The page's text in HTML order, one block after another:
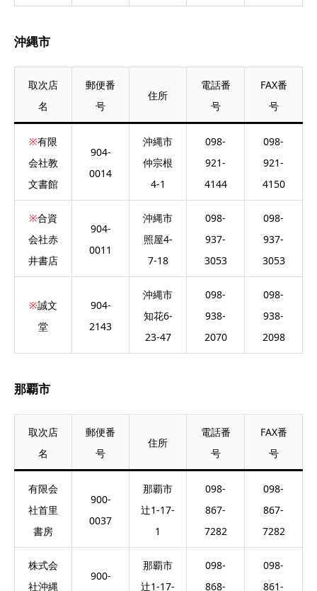
沖縄市
取次店
名
郵便番
号
住所
電話番
号
FAX番
号
※有限
会社教
文書館
904-
0014
沖縄市
仲宗根
4-1
098-
921-
4144
098-
921-
4150
※合資
会社赤
井書店
904-
0011
沖縄市
照屋4-
7-18
098-
937-
3053
098-
937-
3053
※誠文
堂
904-
2143
沖縄市
知花6-
23-47
098-
938-
2070
098-
938-
2098
那覇市
取次店
名
郵便番
号
住所
電話番
号
FAX番
号
有限会
社首里
書房
900-
0037
那覇市
辻1-17-
1
098-
867-
7282
098-
867-
7282
株式会
社沖縄
900-
那覇市
辻1-17-
098-
868-
098-
861-